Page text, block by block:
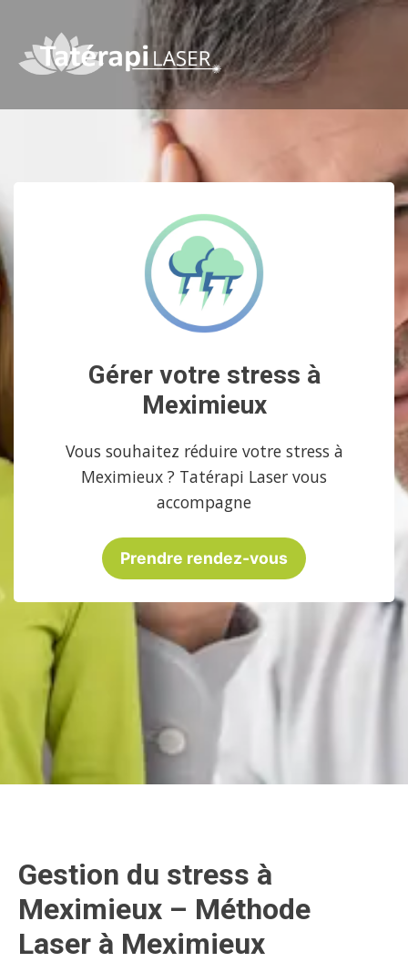
Gérer votre stress à
Meximieux
Vous souhaitez réduire votre stress à
Meximieux ? Tatérapi Laser vous
accompagne
Prendre rendez-vous
Gestion du stress à
Meximieux – Méthode
Laser à Meximieux